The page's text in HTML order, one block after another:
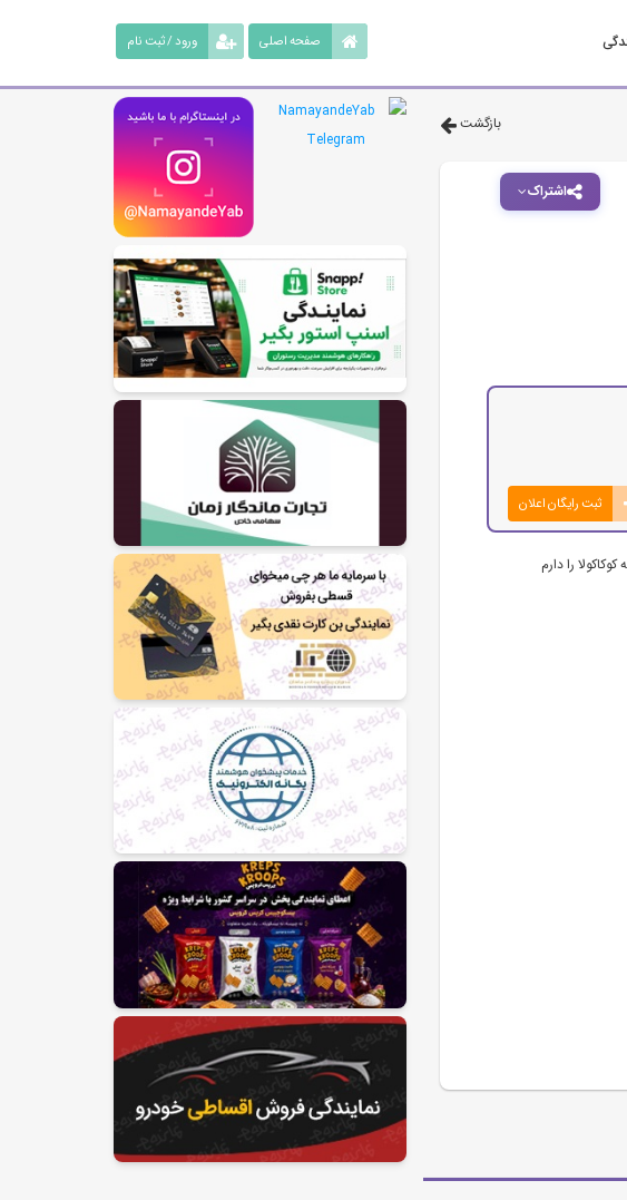
ورود / ثبت نام صفحه اصلی
بازگشت
اشتراک
ثبت رایگان اعلان
را دارم